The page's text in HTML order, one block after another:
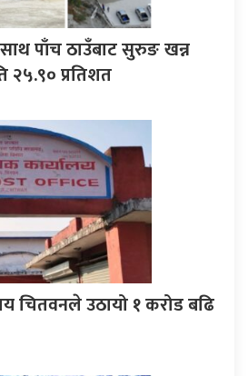
पाँच ठाउँबाट सुरुङ खन्न
२५.९० प्रतिशत
चितवनले उठायो १ करोड बढि